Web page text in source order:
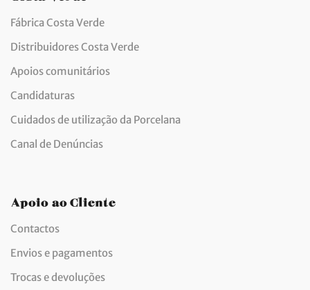
Fábrica Costa Verde
Distribuidores Costa Verde
Apoios comunitários
Candidaturas
Cuidados de utilização da Porcelana
Canal de Denúncias
Apoio ao Cliente
Contactos
Envios e pagamentos
Trocas e devoluções